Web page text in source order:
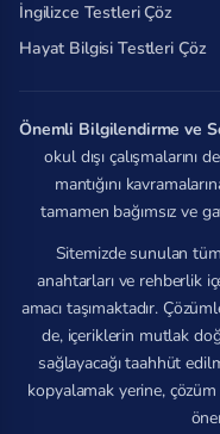
İngilizce Testleri Çöz
Hayat Bilgisi Testleri Çöz
Önemli Bilgilendirme ve
okul dışı çalışmalarını
mantığını
tamamen bağımsız ve
Sitemizde sunulan
anahtarları ve rehberlik
amacı taşımaktadır.
de, içeriklerin mutlak
sağlayacağı taahhüt
kopyalamak yerine, çözüm